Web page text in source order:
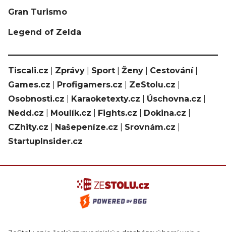
Gran Turismo
Legend of Zelda
Tiscali.cz Zprávy Sport Ženy Cestování|
Games.cz
Profigamers.cz ZeStolu.cz
Osobnosti.cz
Karaoketexty.cz Úschovna.cz
Nedd.cz
Moulík.cz Fights.cz Dokina.cz
CZhity.cz
Našepeníze.cz Srovnám.cz
StartupInsider.cz